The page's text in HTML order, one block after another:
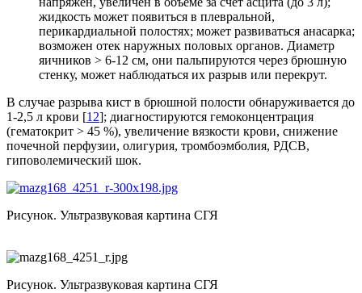
жидкость может появиться в плевральной,
перикардиальной полостях; может развиваться анасарка;
возможен отек наружных половых органов. Диаметр
яичников > 6-12 см, они пальпируются через брюшную
стенку, может наблюдаться их разрыв или перекрут.
В случае разрыва кист в брюшной полости обнаруживается до
1-2,5 л крови [12]; диагностируются гемоконцентрация
(гематокрит > 45 %), увеличение вязкости крови, снижение
почечной перфузии, олигурия, тромбоэмболия, РДСВ,
гиповолемический шок.
Рисунок. Ультразвуковая картина СГЯ
Рисунок. Ультразвуковая картина СГЯ